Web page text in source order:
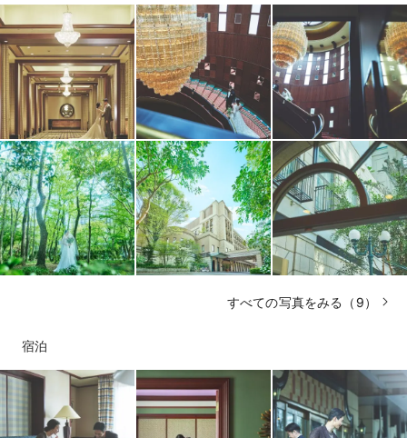
すべての写真をみる（9）
宿泊